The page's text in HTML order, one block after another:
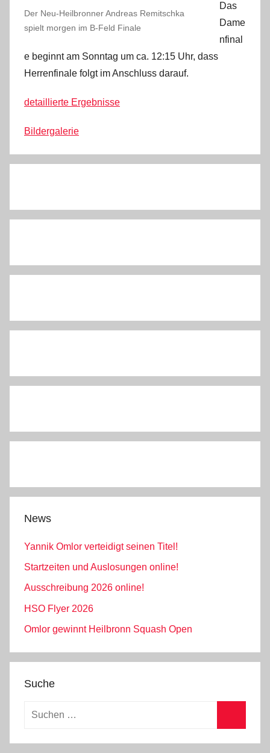
Der Neu-Heilbronner Andreas Remitschka
spielt morgen im B-Feld Finale
Das
Dame
nfinal
e beginnt am Sonntag um ca. 12:15 Uhr, dass
Herrenfinale folgt im Anschluss darauf.
detaillierte Ergebnisse
Bildergalerie
News
Yannik Omlor verteidigt seinen Titel!
Startzeiten und Auslosungen online!
Ausschreibung 2026 online!
HSO Flyer 2026
Omlor gewinnt Heilbronn Squash Open
Suche
Suchen